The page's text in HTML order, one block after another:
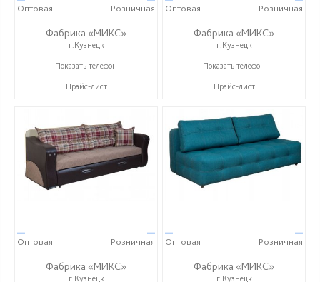
Оптовая Розничная
Фабрика «МИКС»
г.Кузнецк
+7 (937) 423-36-37
Показать телефон
Прайс-лист
Оптовая Розничная
Фабрика «МИКС»
г.Кузнецк
+7 (937) 423-36-37
Показать телефон
Прайс-лист
—
Оптовая
—
Розничная
Фабрика «МИКС»
г.Кузнецк
—
Оптовая
—
Розничная
Фабрика «МИКС»
г.Кузнецк